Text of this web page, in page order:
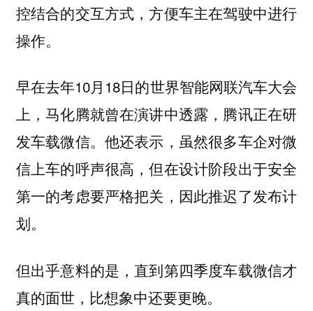
控结合的交互方式，方便车主在驾驶中进行
操作。
早在去年10月18日的世界智能网联汽车大会
上，马化腾就曾在演讲中透露，腾讯正在研
发车载微信。他还表示，虽然很多车企对微
信上车的呼声很高，但在设计阶段出于安全
第一的考虑要严格把关，因此推迟了发布计
划。
但出乎意料的是，直到第四季度车载微信才
真的面世，比想象中还要更晚。